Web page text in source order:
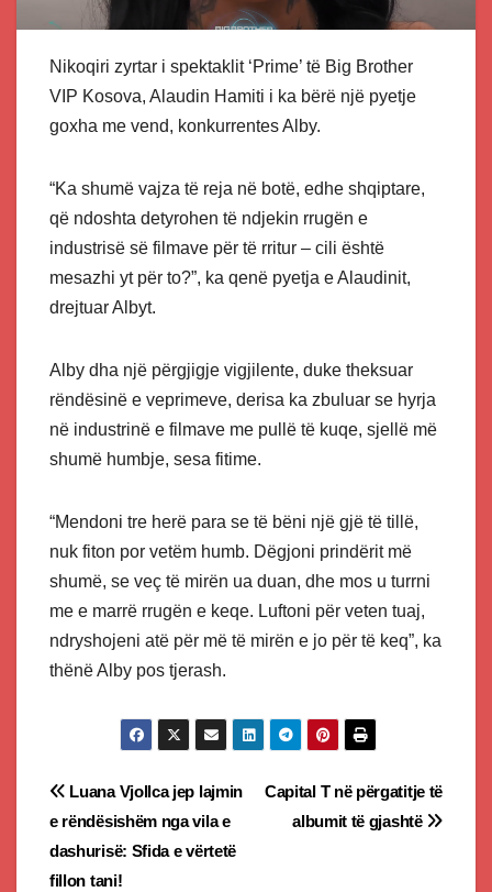
Nikoqiri zyrtar i spektaklit ‘Prime’ të Big Brother
VIP Kosova, Alaudin Hamiti i ka bërë një pyetje
goxha me vend, konkurrentes Alby.
“Ka shumë vajza të reja në botë, edhe shqiptare,
që ndoshta detyrohen të ndjekin rrugën e
industrisë së filmave për të rritur – cili është
mesazhi yt për to?”, ka qenë pyetja e Alaudinit,
drejtuar Albyt.
Alby dha një përgjigje vigjilente, duke theksuar
rëndësinë e veprimeve, derisa ka zbuluar se hyrja
në industrinë e filmave me pullë të kuqe, sjellë më
shumë humbje, sesa fitime.
“Mendoni tre herë para se të bëni një gjë të tillë,
nuk fiton por vetëm humb. Dëgjoni prindërit më
shumë, se veç të mirën ua duan, dhe mos u turrni
me e marrë rrugën e keqe. Luftoni për veten tuaj,
ndryshojeni atë për më të mirën e jo për të keq”, ka
thënë Alby pos tjerash.
Post
navigation
Capital T në përgatitje të
albumit të gjashtë
Luana Vjollca jep lajmin
e rëndësishëm nga vila e
dashurisë: Sfida e vërtetë
fillon tani!